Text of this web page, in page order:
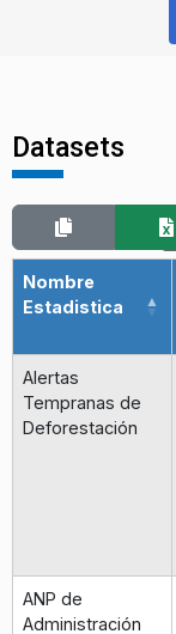
Datasets
Nombre
Estadistica
Alertas
Tempranas de
Deforestación
ANP de
Administración